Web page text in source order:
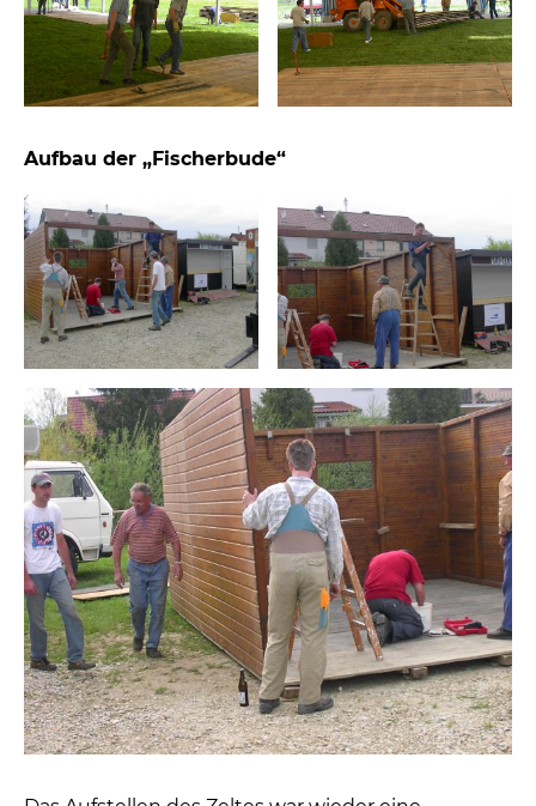
Aufbau der „Fischerbude“